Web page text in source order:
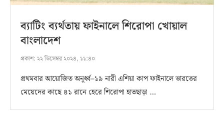
ব্যাটিং ব্যর্থতায় ফাইনালে শিরোপা খোয়াল
বাংলাদেশ
প্রকাশ: ২২ ডিসেম্বর ২০২৪, ১১:৪০
প্রথমবার আয়োজিত অনূর্ধ্ব–১৯ নারী এশিয়া কাপ ফাইনালে ভারতের
মেয়েদের কাছে ৪১ রানে হেরে শিরোপা হাতছাড়া …